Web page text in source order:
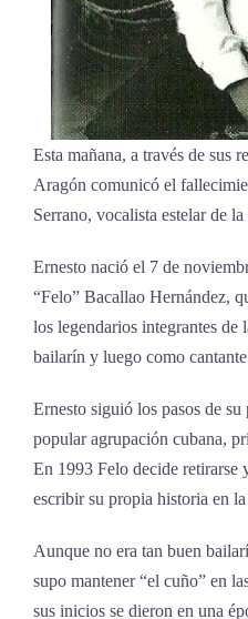
Esta mañana, a través de sus
Aragón comunicó el
Serrano, vocalista estelar de la
Ernesto nació el 7 de
“Felo” Bacallao Hernández,
los legendarios integrantes
bailarín y luego como
Ernesto siguió los pasos de
popular agrupación cubana,
En 1993 Felo decide retirarse
escribir su propia historia en
Aunque no era tan buen
supo mantener “el cuño” en
sus inicios se dieron en una